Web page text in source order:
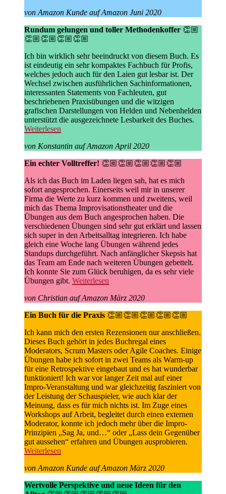
von Amazon Kunde auf Amazon Juni 2020
Rundum gelungen und toller Methodenkoffer 👏🏼
👏🏼👏🏼👏🏼👏🏼
Ich bin wirklich sehr beeindruckt von diesem Buch. Es
ist eindeutig ein sehr kompaktes Fachbuch für Profis,
welches jedoch auch für den Laien gut lesbar ist. Der
Wechsel zwischen ausführlichen Sachinformationen,
interessanten Statements von Fachleuten, gut
beschriebenen Praxisübungen und die witzigen
grafischen Darstellungen von Helden und Nebenhelden
unterstützt die ausgezeichnete Lesbarkeit des Buches.
Weiterlesen
von Konstantin auf Amazon April 2020
Ein echter Volltreffer! 👏🏼👏🏼👏🏼👏🏼👏🏼
Als ich das Buch im Laden liegen sah, hat es mich
sofort angesprochen. Einerseits weil mir in unserer
Firma die Werte zu kurz kommen und zweitens, weil
mich das Thema Improvisationstheater und die
Übungen aus dem Buch angesprochen haben. Die
verschiedenen Übungen sind sehr gut erklärt und lassen
sich super in den Arbeitsalltag integrieren. Ich habe
gleich eine Woche lang Übungen während jedes
Standups durchgeführt. Nach anfänglicher Skepsis hat
das Team am Ende nach weiteren Übungen gebettelt.
Ich konnte Sie zum Glück beruhigen, da es sehr viele
Übungen gibt. Weiterlesen
von Christian auf Amazon März 2020
Ein Buch für die Praxis 👏🏼👏🏼👏🏼👏🏼👏🏼
Ich kann mich den ersten Rezensionen nur anschließen.
Dieses Buch gehört in jedes Buchregal eines
Moderators, Scrum Masters oder Agile Coaches. Einige
Übungen habe ich sofort in zwei Teams als Warm-up
für eine Retrospektive eingebaut und es hat wunderbar
funktioniert! Ich war vor langer Zeit mal auf einer
Impro-Veranstaltung und war gleichzeitig fasziniert von
der Leistung der Schauspieler, wie auch klar der
Meinung, dass es für mich nichts ist. Im Zuge eines
Workshops auf Arbeit, begleitet durch einen externen
Moderator, konnte ich jedoch mehr über die Impro-
Prinzipien „Sag Ja, und…“ oder „Lass dein Gegenüber
gut aussehen“ erfahren und Übungen ausprobieren.
Weiterlesen
von Amazon Kunde auf Amazon März 2020
Wertvolle Perspektive und neue Ideen für den